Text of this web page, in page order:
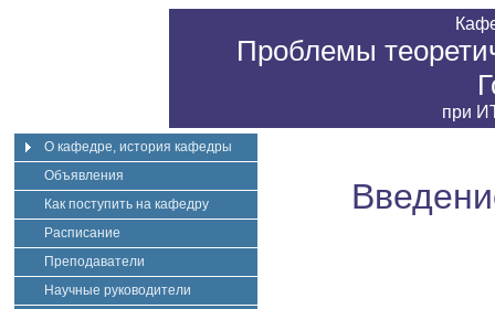
Проблемы
при
О кафедре, история кафедры
Объявления
Как поступить на кафедру
Расписание
Преподаватели
Научные руководители